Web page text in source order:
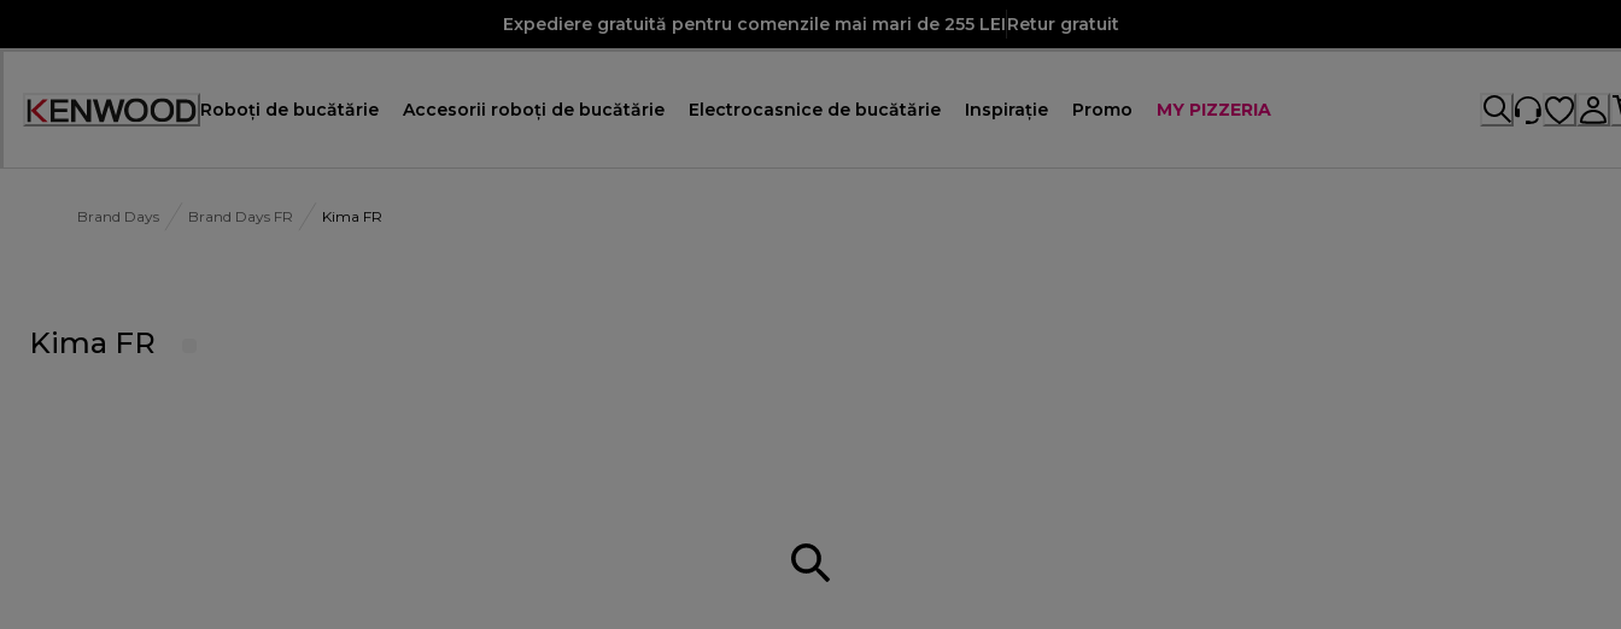
Expediere gratuită pentru comenzile mai mari de 255 LEIRetur gratuit
Declarație
Roboţi de bucătărie Accesorii roboţi de bucătărie Electrocasnice de bucătărie Inspirație Promo MY PIZZERIA
Brand Days Brand Days FR Kima FR
Kima FR